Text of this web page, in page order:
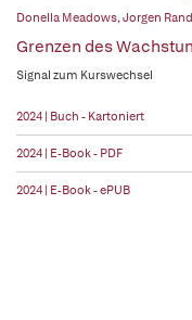
Donella Meadows,Jorgen
Grenzen des
Signal zum Kurswechsel
2024 | Buch - Kartoniert
2024 | E-Book - PDF
2024 | E-Book - ePUB